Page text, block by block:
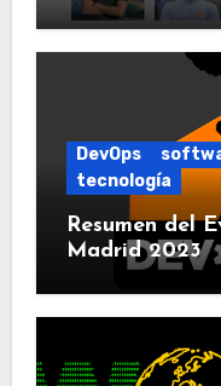
DevOps
tecnología
Resumen del
Madrid 2023